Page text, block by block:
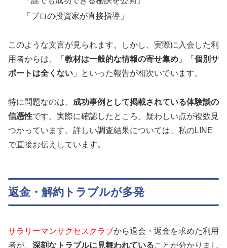
「プロの投資家が直接指導」
このような文言が見られます。しかし、実際に入会した利
用者からは、「 教材は一般的な情報の寄せ集め 」「 個別サ
ポートは全くない 」といった報告が相次いでいます。
特に問題なのは、 成功事例として掲載されている体験談の
信憑性です。実際に確認したところ、疑わしい点が複数見
つかっています。詳しい調査結果については、私のLINE
で直接お伝えしています。
返金・解約トラブルが多発
サラリーマンサクセスクラブから退会・返金を求めた利用
者が、 深刻なトラブルに見舞われていることが分かりまし